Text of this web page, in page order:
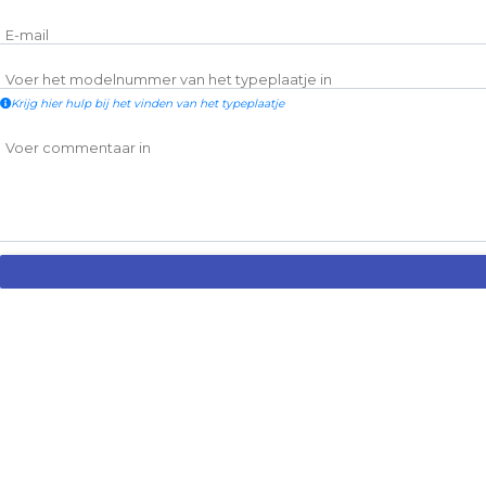
E-mail
Voer het modelnummer van het typeplaatje in
Krijg hier hulp bij het vinden van het typeplaatje
Voer commentaar in